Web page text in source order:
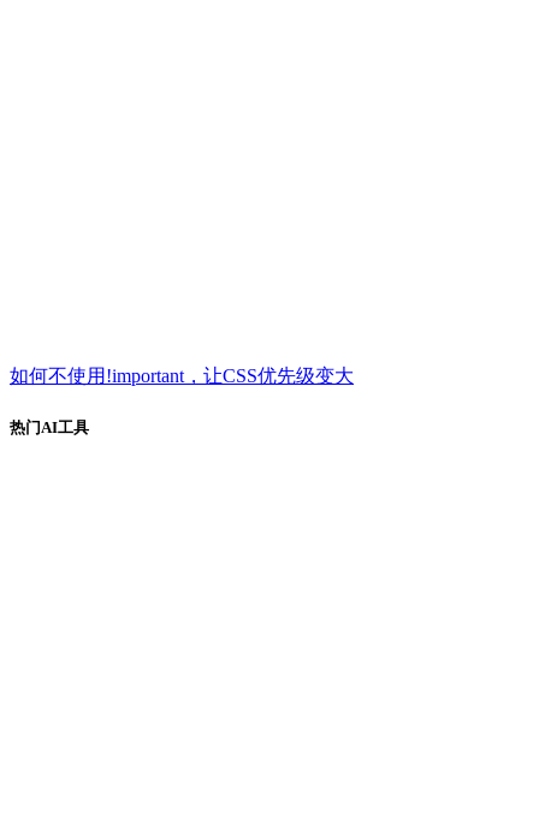
如何不使用!important，让CSS优先级变大
热门AI工具